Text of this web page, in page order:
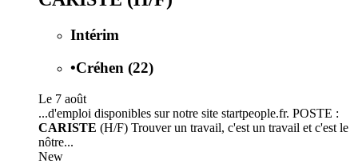
Intérim
•Créhen (22)
Le 7 août
...d'emploi disponibles sur notre site startpeople.fr. POSTE :
CARISTE (H/F) Trouver un travail, c'est un travail et c'est le
nôtre...
New